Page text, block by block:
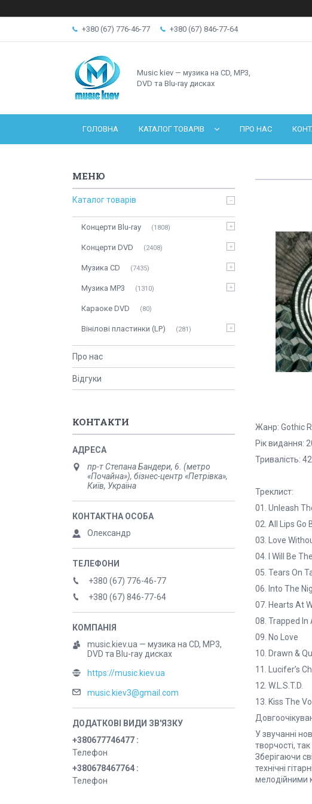
+380 (67) 776-46-77 +380 (67) 846-77-64
Music kiev — музика на CD, MP3,
DVD та Blu-ray дисках
ГОЛОВНА КАТАЛОГ ТОВАРІВ ПРО НАС
Жанр: Gothic
Рік видання:
Тривалість:
Треклист:
01. Unleash
02. All Lips Go
03. Love
04. I Will Be
05. Tears On
06. Into The
07. Hearts At
08. Trapped In
09. No Love
10. Drawn &
11. Lucifer’s
12. W.L.S.T.D.
13. Kiss The
У звучанні
творчості,
Зберігаючи
технічні
мелодійними
Каталог товарів
Концерти Blu-ray 1808
Концерти DVD 2408
Музика CD 7435
Музика MP3 1310
Караоке DVD 80
Вінілові пластинки (LP) 281
Про нас
Відгуки
КОНТАКТИ
пр-т Степана Бандери, 6. (метро
«Почайна»), бізнес-центр «Петрівка»,
Київ, Україна
Олександр
+380 (67) 776-46-77
+380 (67) 846-77-64
music.kiev.ua — музика на CD, MP3,
DVD та Blu-ray дисках
https://music.kiev.ua
music.kiev3@gmail.com
+380677746477
Телефон
+380678467764
Телефон